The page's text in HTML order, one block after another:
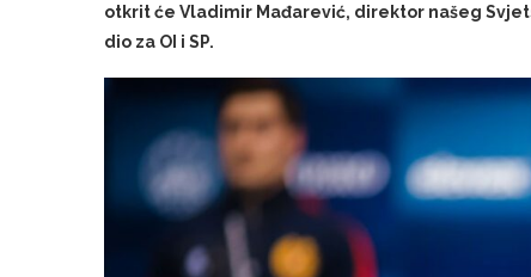
otkrit će Vladimir Mađarević, direktor našeg
dio za OI i SP.